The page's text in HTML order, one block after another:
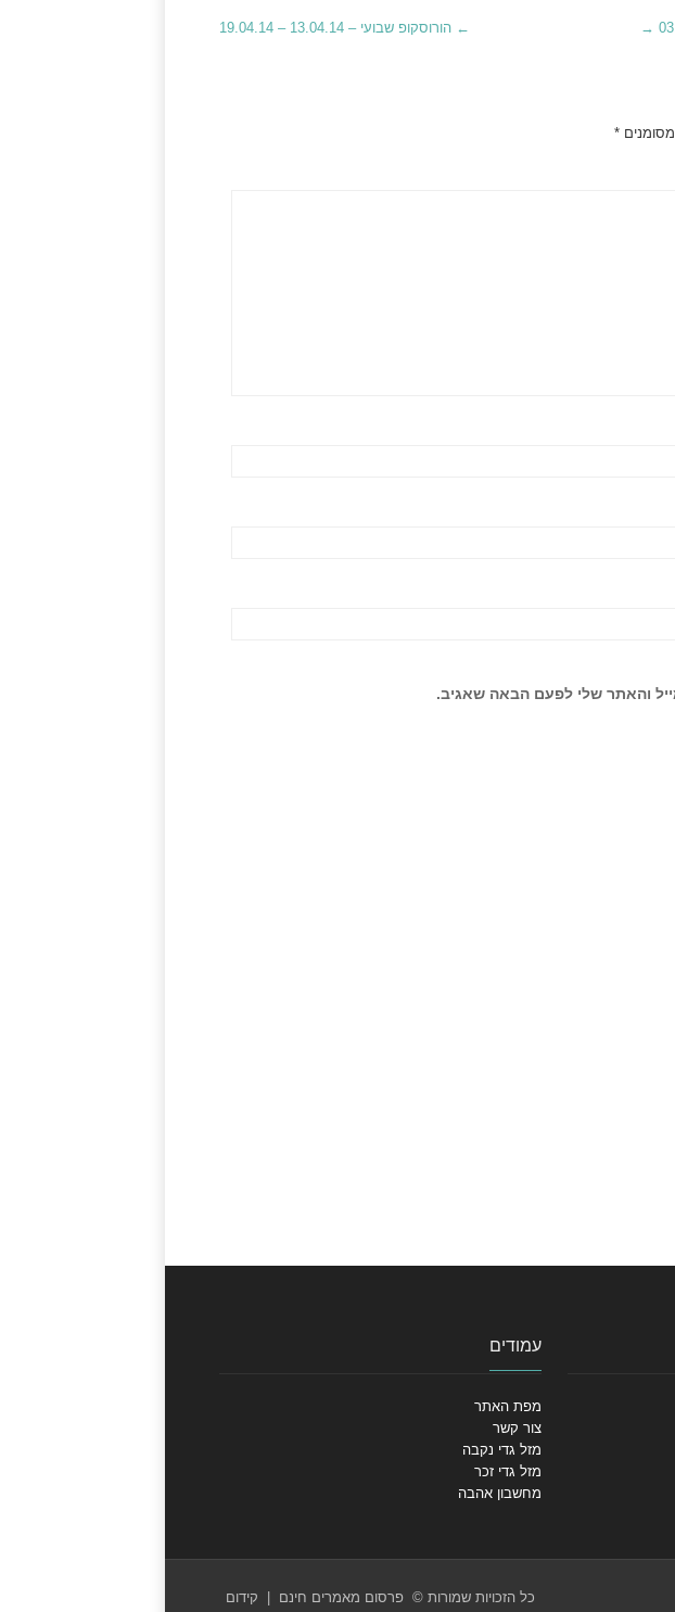
← הורוסקופ שבועי – 13.04.14 – 19.04.14 →
*
והאתר שלי לפעם הבאה שאגיב.
עמודים
מפת האתר
צור קשר
מזל גדי נקבה
מזל גדי זכר
מחשבון אהבה
כל הזכויות שמורות © פרסום מאמרים חינם קידום